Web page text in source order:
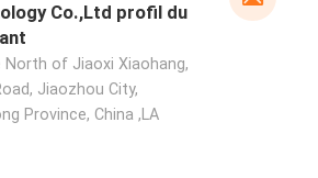
Co.,Ltd profil du
North of Jiaoxi Xiaohang,
Jiaozhou City,
Province, China ,LA